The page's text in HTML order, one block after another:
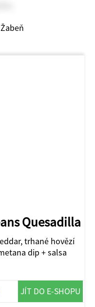
Quesadilla
trhané hovězí
dip + salsa
JÍT DO E-SHOPU